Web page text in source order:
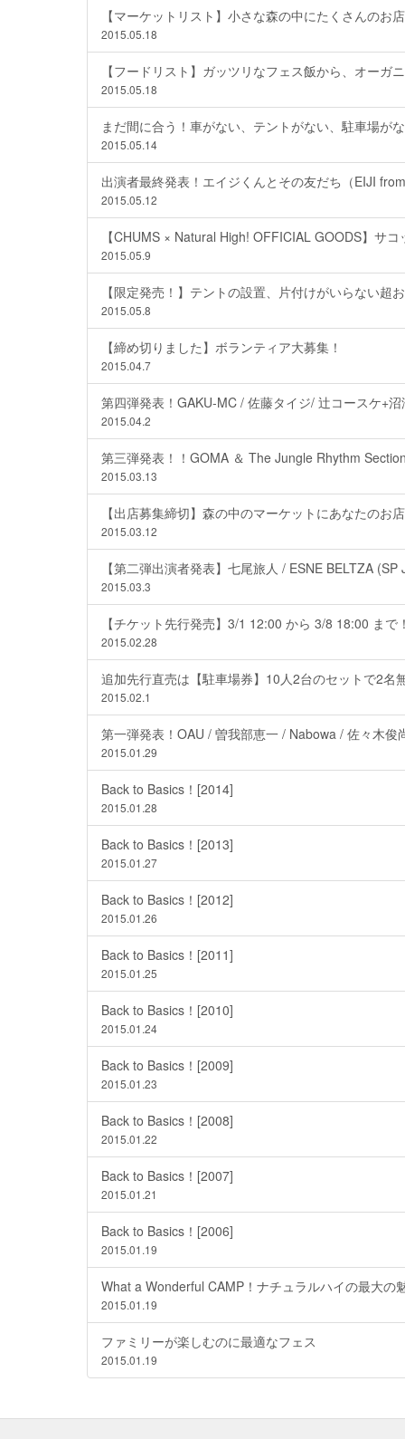
【マーケットリスト】小さな森の中にたくさんのお
2015.05.18
【フードリスト】ガッツリなフェス飯から、オーガ
2015.05.18
まだ間に合う！車がない、テントがない、駐車場が
2015.05.14
出演者最終発表！エイジくんとその友だち（EIJI
2015.05.12
【CHUMS × Natural High! OFFICIAL GOODS】サ
2015.05.9
【限定発売！】テントの設置、片付けがいらない超
2015.05.8
【締め切りました】ボランティア大募集！
2015.04.7
第四弾発表！GAKU-MC / 佐藤タイジ/ 辻コースケ+
2015.04.2
第三弾発表！！GOMA ＆ The Jungle Rhythm
2015.03.13
【出店募集締切】森の中のマーケットにあなたのお
2015.03.12
【第二弾出演者発表】七尾旅人 / ESNE BELTZA
2015.03.3
【チケット先行発売】3/1 12:00 から 3/8 18:00 まで
2015.02.28
追加先行直売は【駐車場券】10人2台のセットで2名
2015.02.1
第一弾発表！OAU / 曽我部恵一 / Nabowa / 佐々木俊
2015.01.29
Back to Basics！[2014]
2015.01.28
Back to Basics！[2013]
2015.01.27
Back to Basics！[2012]
2015.01.26
Back to Basics！[2011]
2015.01.25
Back to Basics！[2010]
2015.01.24
Back to Basics！[2009]
2015.01.23
Back to Basics！[2008]
2015.01.22
Back to Basics！[2007]
2015.01.21
Back to Basics！[2006]
2015.01.19
What a Wonderful CAMP！ナチュラルハイの最大の
2015.01.19
ファミリーが楽しむのに最適なフェス
2015.01.19